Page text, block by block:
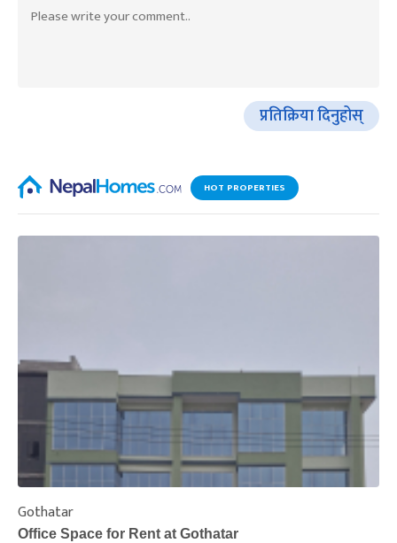
प्रतिक्रिया दिनुहोस्
HOT PROPERTIES
Gothatar
Office Space for Rent at Gothatar